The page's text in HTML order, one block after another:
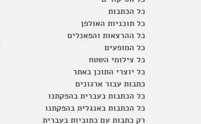
כל הכתבות
כל תוכניות האולפן
כל ההרצאות והפאנלים
כל המופעים
כל צילומי השטח
כל יוצרי התוכן באתר
כתבות עבור ארגונים
כל הכתבות בעברית בהפקתנו
כל הכתבות באנגלית בהפקתנו
רק כתבות עם כתוביות בעברית